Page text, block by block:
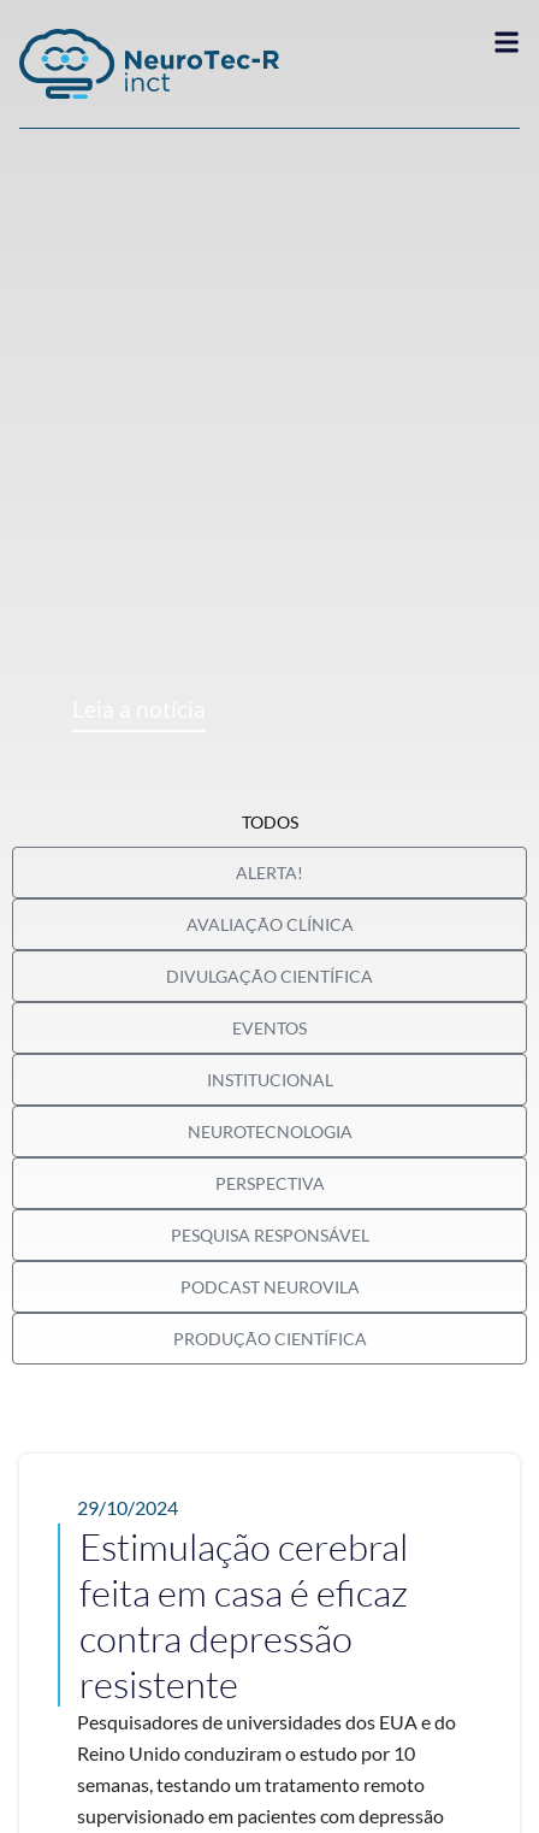
ALERTA!
AVALIAÇÃO CLÍNICA
DIVULGAÇÃO CIENTÍFICA
EVENTOS
INSTITUCIONAL
NEUROTECNOLOGIA
PERSPECTIVA
PESQUISA RESPONSÁVEL
PODCAST NEUROVILA
PRODUÇÃO CIENTÍFICA
TODOS
29/10/2024
Estimulação cerebral
feita em casa é eficaz
contra depressão
resistente
Pesquisadores de universidades dos EUA e do
Reino Unido conduziram o estudo por 10
semanas, testando um tratamento remoto
supervisionado em pacientes com depressão